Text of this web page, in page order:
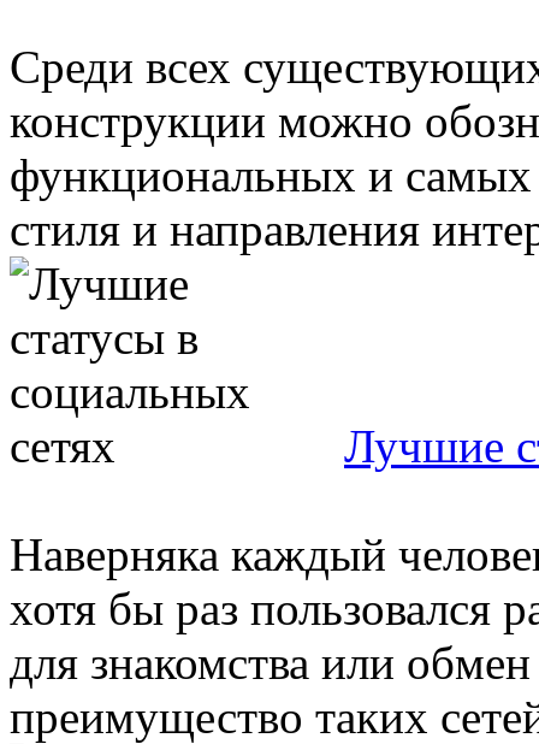
Среди всех
конструкции можно
функциональных и
стиля и направления
Лучшие
Наверняка каждый
хотя бы раз пользовался
для знакомства или
преимущество таких